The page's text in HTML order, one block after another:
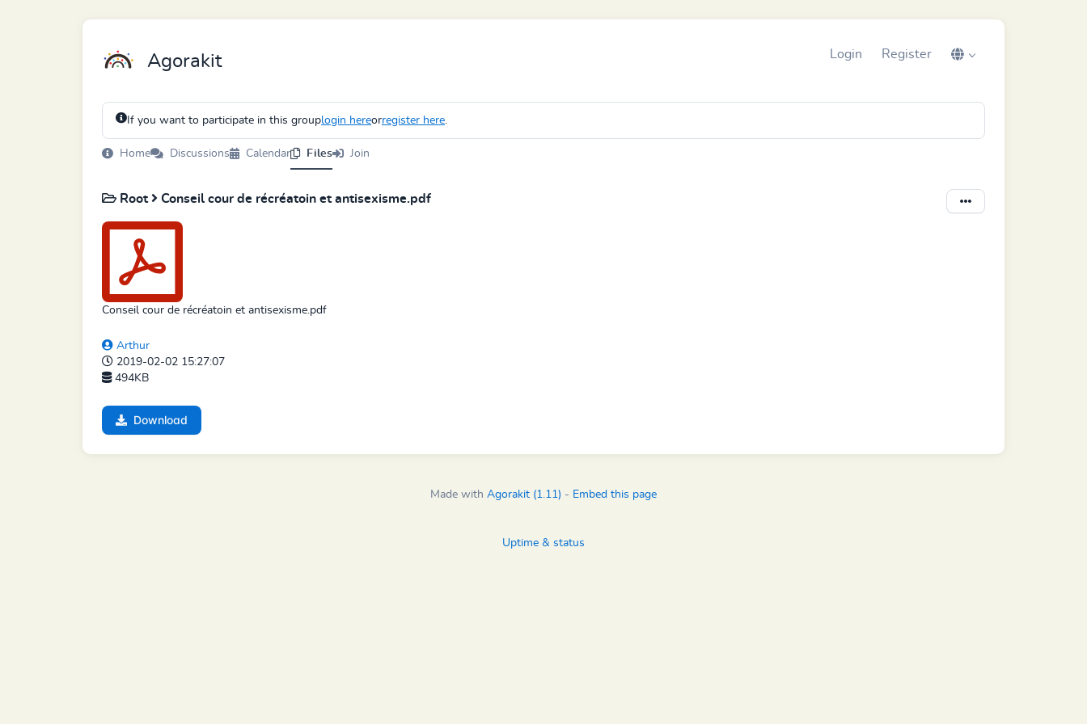
Agorakit Login Register
If you want to participate in this grouplogin hereorregister here.
Home Discussions Calendar Files Join
Root Conseil cour de récréatoin et antisexisme.pdf
Conseil cour de récréatoin et antisexisme.pdf
Arthur
2019-02-02 15:27:07
494KB
Download
Made with Agorakit (1.11) - Embed this page
Uptime & status